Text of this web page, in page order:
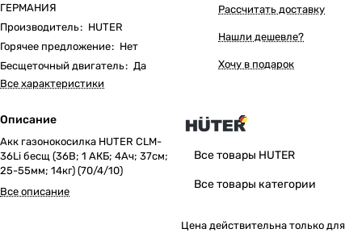
ГЕРМАНИЯ
Производитель: HUTER
Горячее предложение: Нет
Бесщеточный двигатель: Да
Все характеристики
Описание
Акк газонокосилка HUTER CLM-
36Li бесщ (36В; 1 АКБ; 4Ач; 37cм;
25-55мм; 14кг) (70/4/10)
Все описание
Рассчитать доставку
Нашли дешевле?
Хочу в подарок
Все товары HUTER
Все товары категории
Цена действительна только для